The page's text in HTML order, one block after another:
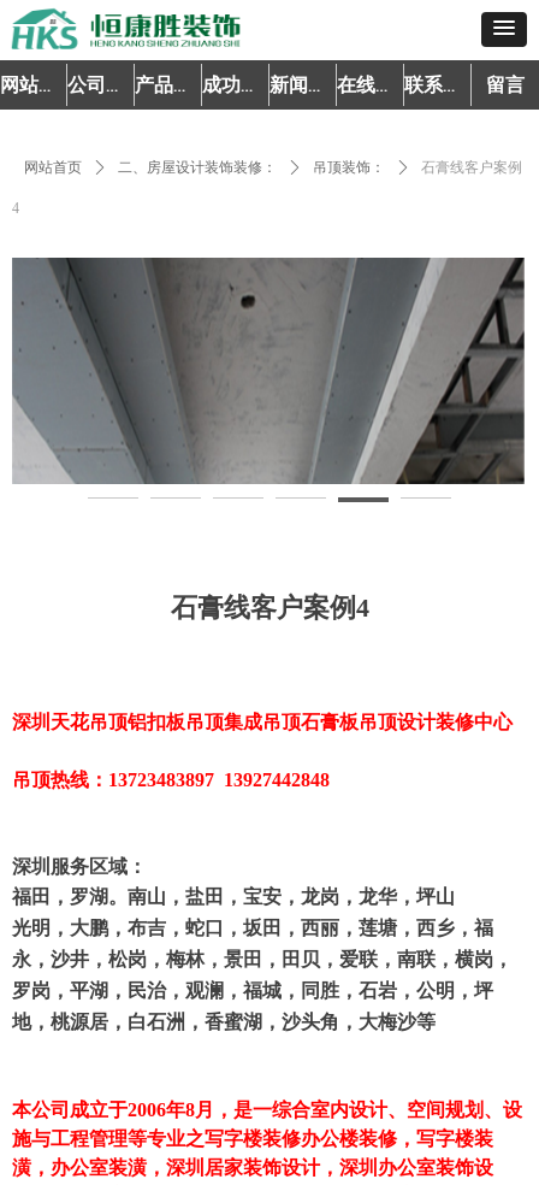
网站首页 公司简介 产品中心 成功案例 新闻资讯 在线预约 联系我们 留言
网站首页 ꄲ 二、房屋设计装饰装修： ꄲ 吊顶装饰： ꄲ 石膏线客户案例
4
石膏线客户案例4
深圳 天花吊顶铝扣板吊顶集成吊顶石膏板吊顶设计装修中心
吊顶热线：13723483897 13927442848
深圳服务区域：
福田，罗湖。南山，盐田，宝安，龙岗，龙华，坪山
光明，大鹏，布吉，蛇口，坂田，西丽，莲塘，西乡，福
永，沙井，松岗，梅林，景田，田贝，爱联，南联，横岗，
罗岗，平湖，民治，观澜，福城，同胜，石岩，公明，坪
地，桃源居，白石洲，香蜜湖，沙头角，大梅沙等
本公司成立于2006年8月，是一综合室内设计、空间规划、设
施与工程管理等专业之写字楼装修办公楼装修，写字楼装
潢，办公室装潢，深圳居家装饰设计，深圳办公室装饰设